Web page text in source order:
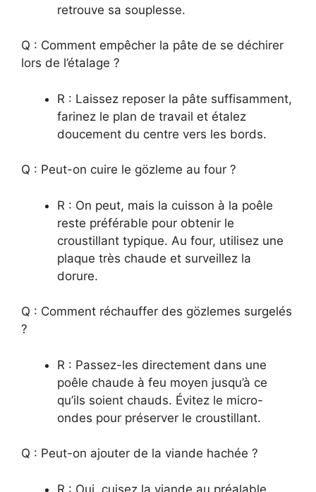
retrouve sa souplesse.
Q : Comment empêcher la pâte de se déchirer
lors de l’étalage ?
R : Laissez reposer la pâte suffisamment,
farinez le plan de travail et étalez
doucement du centre vers les bords.
Q : Peut-on cuire le gözleme au four ?
R : On peut, mais la cuisson à la poêle
reste préférable pour obtenir le
croustillant typique. Au four, utilisez une
plaque très chaude et surveillez la
dorure.
Q : Comment réchauffer des gözlemes surgelés
?
R : Passez-les directement dans une
poêle chaude à feu moyen jusqu’à ce
qu’ils soient chauds. Évitez le micro-
ondes pour préserver le croustillant.
Q : Peut-on ajouter de la viande hachée ?
R : Oui, cuisez la viande au préalable